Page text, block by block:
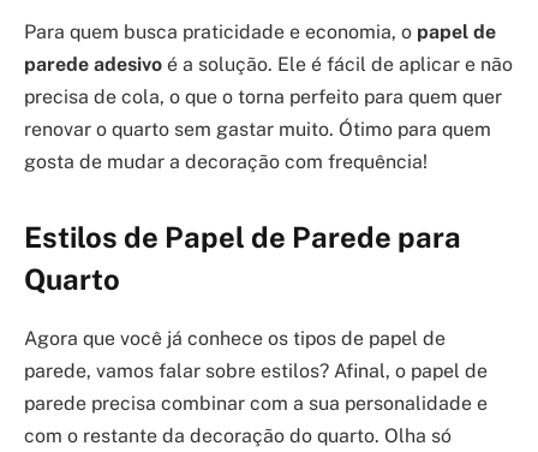
Para quem busca praticidade e economia, o papel de
parede adesivo é a solução. Ele é fácil de aplicar e não
precisa de cola, o que o torna perfeito para quem quer
renovar o quarto sem gastar muito. Ótimo para quem
gosta de mudar a decoração com frequência!
Estilos de Papel de Parede para
Quarto
Agora que você já conhece os tipos de papel de
parede, vamos falar sobre estilos? Afinal, o papel de
parede precisa combinar com a sua personalidade e
com o restante da decoração do quarto. Olha só